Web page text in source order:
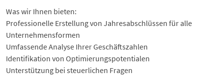
Was wir Ihnen bieten:
Professionelle Erstellung von Jahresabschlüssen für alle
Unternehmensformen
Umfassende Analyse Ihrer Geschäftszahlen
Identifikation von Optimierungspotentialen
Unterstützung bei steuerlichen Fragen